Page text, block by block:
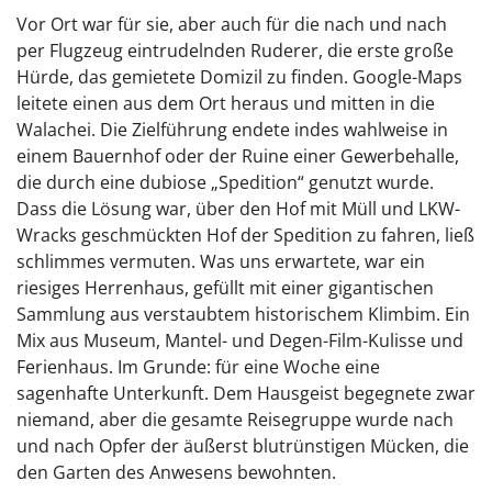
Vor Ort war für sie, aber auch für die nach und nach
per Flugzeug eintrudelnden Ruderer, die erste große
Hürde, das gemietete Domizil zu finden. Google-Maps
leitete einen aus dem Ort heraus und mitten in die
Walachei. Die Zielführung endete indes wahlweise in
einem Bauernhof oder der Ruine einer Gewerbehalle,
die durch eine dubiose „Spedition“ genutzt wurde.
Dass die Lösung war, über den Hof mit Müll und LKW-
Wracks geschmückten Hof der Spedition zu fahren, ließ
schlimmes vermuten. Was uns erwartete, war ein
riesiges Herrenhaus, gefüllt mit einer gigantischen
Sammlung aus verstaubtem historischem Klimbim. Ein
Mix aus Museum, Mantel- und Degen-Film-Kulisse und
Ferienhaus. Im Grunde: für eine Woche eine
sagenhafte Unterkunft. Dem Hausgeist begegnete zwar
niemand, aber die gesamte Reisegruppe wurde nach
und nach Opfer der äußerst blutrünstigen Mücken, die
den Garten des Anwesens bewohnten.